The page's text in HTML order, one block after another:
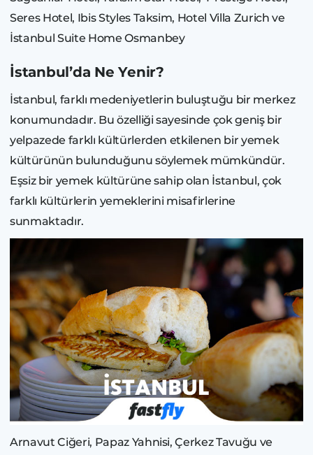
Seres Hotel, Ibis Styles Taksim, Hotel Villa Zurich ve
İstanbul Suite Home Osmanbey
İstanbul’da Ne Yenir?
İstanbul, farklı medeniyetlerin buluştuğu bir merkez
konumundadır. Bu özelliği sayesinde çok geniş bir
yelpazede farklı kültürlerden etkilenen bir yemek
kültürünün bulunduğunu söylemek mümkündür.
Eşsiz bir yemek kültürüne sahip olan İstanbul, çok
farklı kültürlerin yemeklerini misafirlerine
sunmaktadır.
Arnavut Ciğeri, Papaz Yahnisi, Çerkez Tavuğu ve